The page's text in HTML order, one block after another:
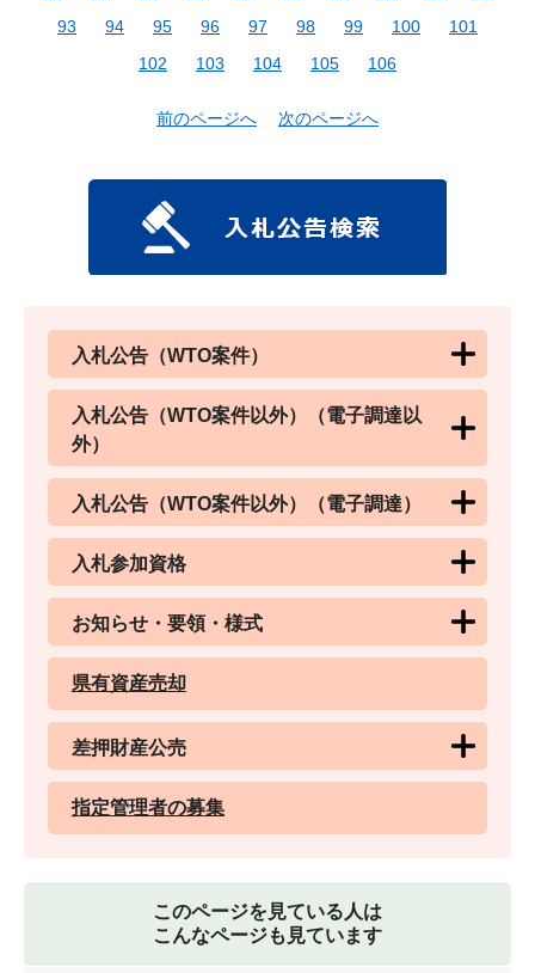
93
94 95 96 97 98 99 100
101
102
103 104 105 106
前のページへ 次のページへ
入札公告（WTO案件）
入札公告（WTO案件以外）（電子調達以
外）
入札公告（WTO案件以外）（電子調達）
入札参加資格
お知らせ・要領・様式
県有資産売却
差押財産公売
指定管理者の募集
このページを見ている人は
こんなページも見ています